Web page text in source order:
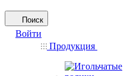
Поиск
Войти
Продукция